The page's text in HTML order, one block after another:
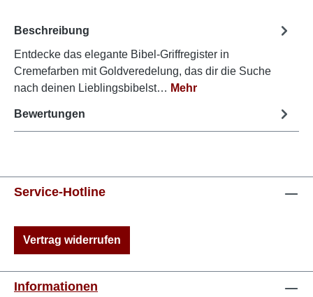
Beschreibung
Entdecke das elegante Bibel-Griffregister in
Cremefarben mit Goldveredelung, das dir die Suche
nach deinen Lieblingsbibelst… Mehr
Bewertungen
Service-Hotline
Vertrag widerrufen
Informationen